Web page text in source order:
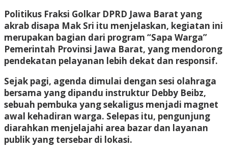
Politikus Fraksi Golkar DPRD Jawa Barat yang
akrab disapa Mak Sri itu menjelaskan, kegiatan ini
merupakan bagian dari program “Sapa Warga”
Pemerintah Provinsi Jawa Barat, yang mendorong
pendekatan pelayanan lebih dekat dan responsif.
Sejak pagi, agenda dimulai dengan sesi olahraga
bersama yang dipandu instruktur Debby Beibz,
sebuah pembuka yang sekaligus menjadi magnet
awal kehadiran warga. Selepas itu, pengunjung
diarahkan menjelajahi area bazar dan layanan
publik yang tersebar di lokasi.